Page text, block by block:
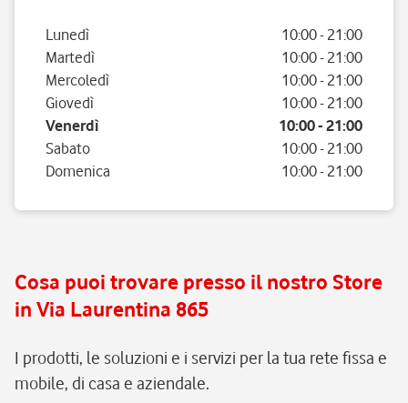
Giorno della settimana
Lunedì 10:00- 21:00
Martedì
10:00- 21:00
Mercoledì
10:00- 21:00
Giovedì
10:00- 21:00
Venerdì
10:00- 21:00
Sabato
10:00- 21:00
Domenica
10:00- 21:00
Cosa puoi trovare presso il nostro Store
in Via Laurentina 865
I prodotti, le soluzioni e i servizi per la tua rete fissa e
mobile, di casa e aziendale.